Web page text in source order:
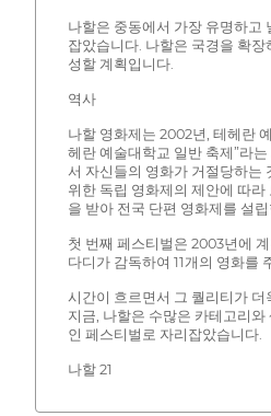
나할은 중동에서 가장 유명하고
잡았습니다. 나할은 국경을 확장
성할 계획입니다.
역사
나할 영화제는 2002년, 테헤란
헤란 예술대학교 일반 축제”라
서 자신들의 영화가 거절당하는
위한 독립 영화제의 제안에 따라
을 받아 전국 단편 영화제를 설
첫 번째 페스티벌은 2003년에
다디가 감독하여 11개의 영화를
시간이 흐르면서 그 퀄리티가
지금, 나할은 수많은 카테고리와
인 페스티벌로 자리잡았습니다.
나할 21